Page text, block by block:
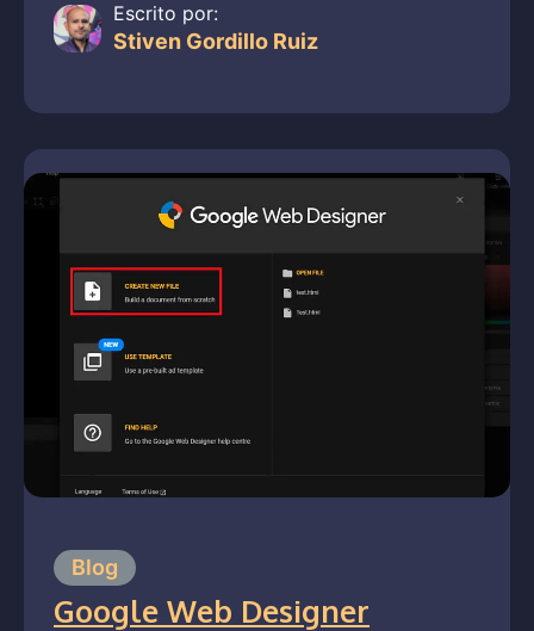
Escrito por:
Stiven Gordillo Ruiz
Blog
Google Web Designer